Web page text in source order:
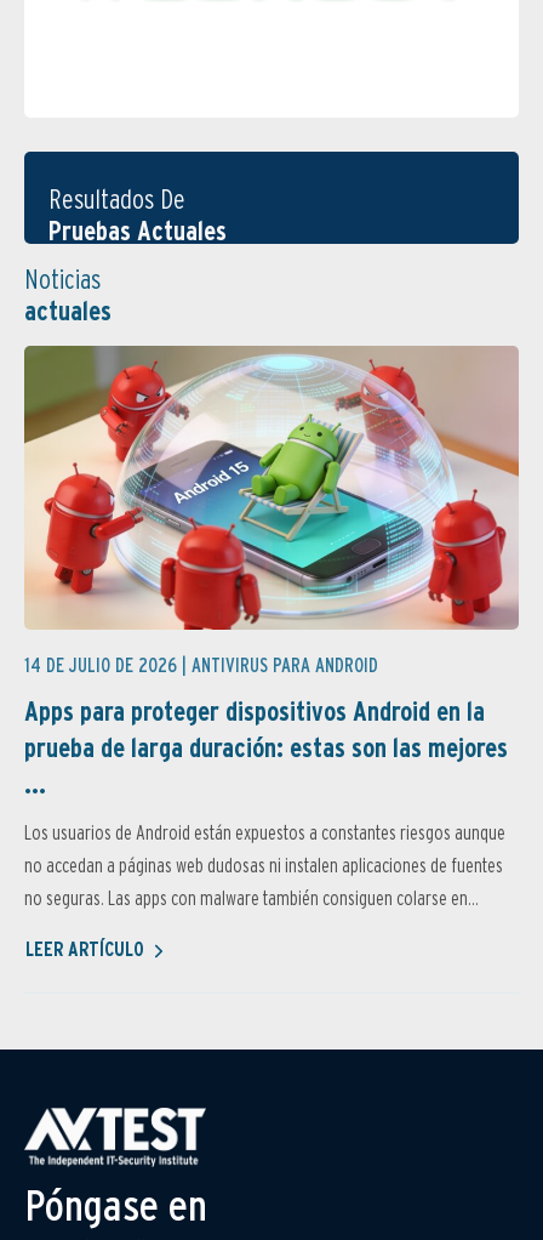
Resultados De
Pruebas Actuales
Noticias
actuales
14 DE JULIO DE 2026 | ANTIVIRUS PARA ANDROID
Apps para proteger dispositivos Android en la
prueba de larga duración: estas son las mejores
...
Los usuarios de Android están expuestos a constantes riesgos aunque
no accedan a páginas web dudosas ni instalen aplicaciones de fuentes
no seguras. Las apps con malware también consiguen colarse en...
LEER ARTÍCULO
Póngase en